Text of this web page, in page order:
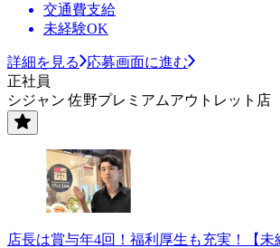
交通費支給
未経験OK
詳細を見る
応募画面に進む
正社員
シジャン 佐野プレミアムアウトレット店
店長は賞与年4回！福利厚生も充実！【未